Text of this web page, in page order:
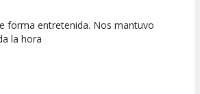
forma entretenida. Nos mantuvo
la hora